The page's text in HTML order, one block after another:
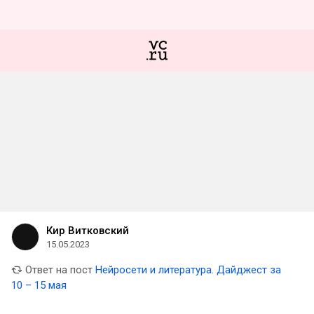
Кир Витковский
15.05.2023
Ответ на пост Нейросети и литература. Дайджест за
10 – 15 мая